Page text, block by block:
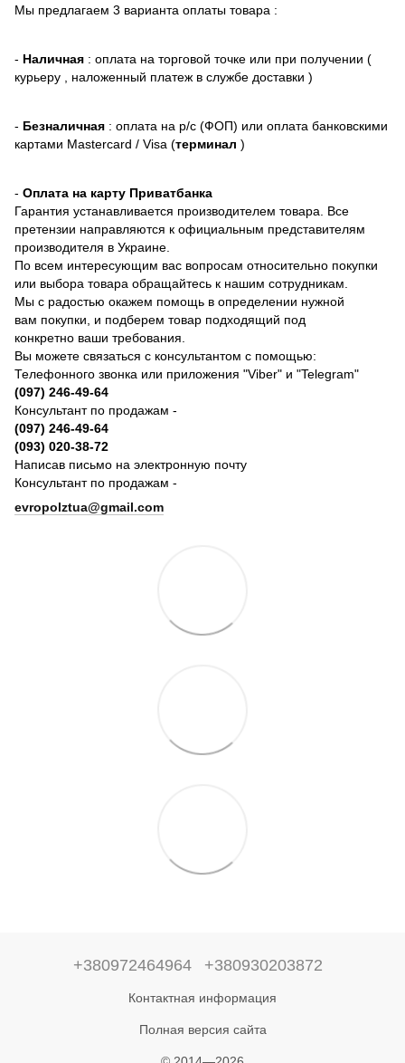
Мы предлагаем 3 варианта оплаты товара :
- Наличная : оплата на торговой точке или при получении (
курьеру , наложенный платеж в службе доставки )
- Безналичная : оплата на р/с (ФОП) или оплата банковскими
картами Mastercard / Visa (терминал )
- Оплата на карту Приватбанка
Гарантия устанавливается производителем товара. Все
претензии направляются к официальным представителям
производителя в Украине.
По всем интересующим вас вопросам относительно покупки
или выбора товара обращайтесь к нашим сотрудникам.
Мы с радостью окажем помощь в определении нужной
вам покупки, и подберем товар подходящий под
конкретно ваши требования.
Вы можете связаться с консультантом с помощью:
Телефонного звонка или приложения "Viber" и "Telegram"
(097) 246-49-64
Консультант по продажам -
(097) 246-49-64
(093) 020-38-72
Написав письмо на электронную почту
Консультант по продажам -
evropolztua@gmail.com
+380972464964 +380930203872
Контактная информация
Полная версия сайта